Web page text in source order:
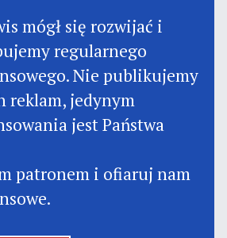
mógł się rozwijać i
regularnego
Nie publikujemy
reklam, jedynym
jest Państwa
patronem i ofiaruj nam